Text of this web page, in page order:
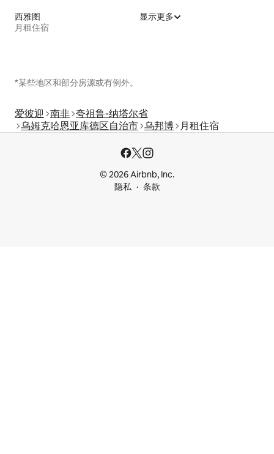
西雅图
月租住宿
显示更多
*某些地区和部分房源或有例外。
爱彼迎 南非 夸祖鲁-纳塔尔省
乌姆克哈恩亚库德区自治市 乌邦博 月租住宿
© 2026 Airbnb, Inc.
隐私
条款